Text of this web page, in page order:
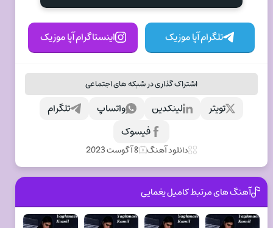
تلگرام آپا موزیک اینستاگرام آپا موزیک
اشتراک گذاری در شبکه های اجتماعی
تلگرام واتساپ لینکدین
تویتر
فیسوک
دانلود آهنگ 8 آگوست 2023
آهنگ های مرتبط کامیل یغمایی